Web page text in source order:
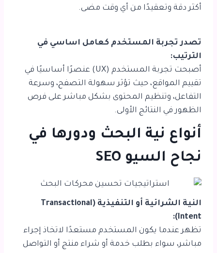
أكثر دقة وتعقيدًا من أي وقت مضى.
تصدر تجربة المستخدم كعامل اساسي في
الترتيب:
أصبحت تجربة المستخدم (UX) عنصرًا أساسيًا في
تقييم المواقع، حيث تؤثر سهولة التصفح، وسرعة
التفاعل، وتنظيم المحتوى بشكل مباشر على فرص
الظهور في النتائج الأولى.
أنواع نية البحث ودورها في
نجاح السيو SEO
النية الشرائية أو التنفيذية (Transactional
Intent):
تظهر عندما يكون المستخدم مستعدًا لاتخاذ إجراء
مباشر، سواء بطلب خدمة أو شراء منتج أو التواصل